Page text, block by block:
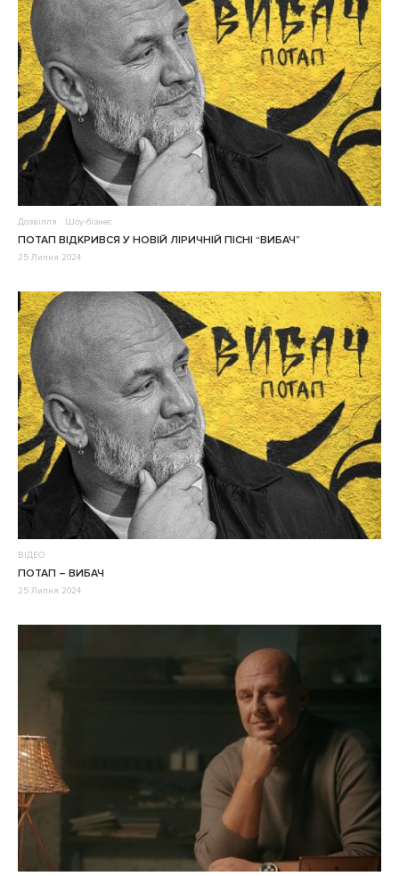
Дозвілля Шоу-бізнес
ПОТАП ВІДКРИВСЯ У НОВІЙ ЛІРИЧНІЙ ПІСНІ “ВИБАЧ”
25 Липня 2024
ВІДЕО
ПОТАП – ВИБАЧ
25 Липня 2024